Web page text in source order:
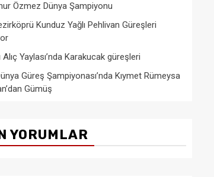
Özmez Dünya Şampiyonu
Kunduz Yağlı Pehlivan Güreşleri
Alıç Yaylası’nda Karakucak güreşleri
Güreş Şampiyonası’nda Kıymet Rümeysa
Gümüş
YORUMLAR